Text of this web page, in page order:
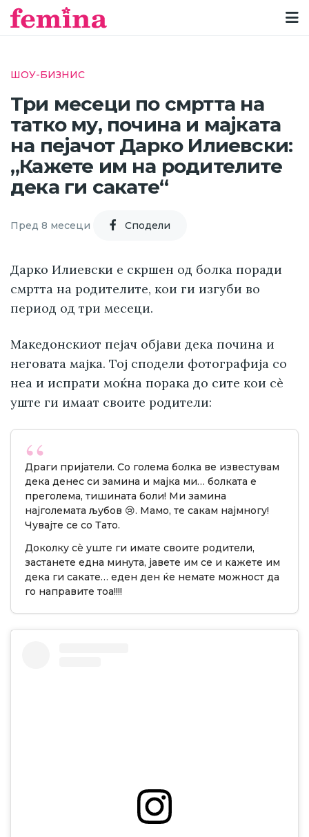
ШОУ-БИЗНИС
Три месеци по смртта на
татко му, почина и мајката
на пејачот Дарко Илиевски:
„Кажете им на родителите
дека ги сакате“
Пред 8 месеци Cподели
Дарко Илиевски е скршен од болка поради
смртта на родителите, кои ги изгуби во
период од три месеци.
Македонскиот пејач објави дека почина и
неговата мајка. Тој сподели фотографија со
неа и испрати моќна порака до сите кои сè
уште ги имаат своите родители:
Драги пријатели. Со голема болка ве известувам
дека денес си замина и мајка ми… болката е
преголема, тишината боли! Ми замина
најголемата љубов 😢. Мамo, те сакам најмногу!
Чувајте се со Тато.
Доколку сè уште ги имате своите родители,
застанете една минута, јавете им се и кажете им
дека ги сакате… еден ден ќе немате можност да
го направите тоа!!!!